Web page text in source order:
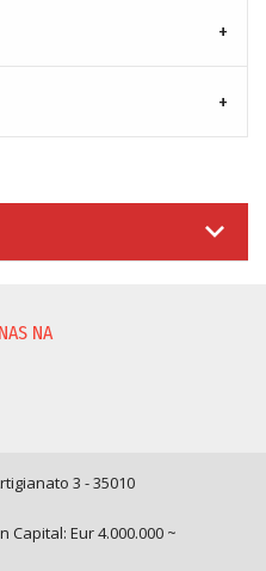
NA
3 - 35010
Capital: Eur 4.000.000 ~